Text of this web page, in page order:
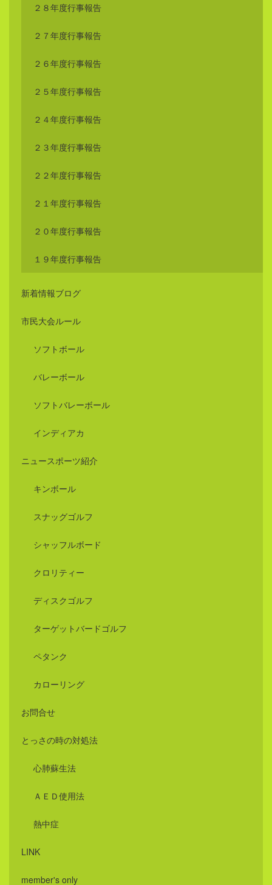
２８年度行事報告
２７年度行事報告
２６年度行事報告
２５年度行事報告
２４年度行事報告
２３年度行事報告
２２年度行事報告
２１年度行事報告
２０年度行事報告
１９年度行事報告
新着情報ブログ
市民大会ルール
ソフトボール
バレーボール
ソフトバレーボール
インディアカ
ニュースポーツ紹介
キンボール
スナッグゴルフ
シャッフルボード
クロリティー
ディスクゴルフ
ターゲットバードゴルフ
ペタンク
カローリング
お問合せ
とっさの時の対処法
心肺蘇生法
ＡＥＤ使用法
熱中症
LINK
member's only